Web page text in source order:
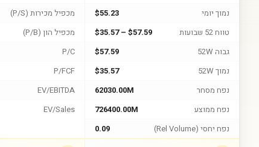
נמוך יומי
$55.23
טווח 52 שבועות
$35.57 – $57.59
גבוה 52W
$57.59
נמוך 52W
$35.57
נפח מסחר
62030.00M
נפח ממוצע
726400.00M
נפח יחסי (Rel Volume)
0.09
מכפיל מכירות (P/S)
מכפיל הון (P/B)
P/C
P/FCF
EV/EBITDA
EV/Sales